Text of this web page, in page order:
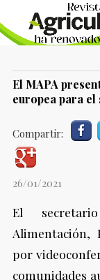
El MAPA
europea para
Compartir:
26/01/2021
El
Alimentación,
por
comunidades